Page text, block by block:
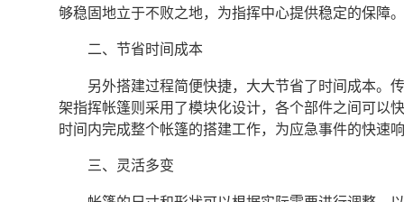
够稳固地立于不败之地，为指挥中心提供稳定的保障。
二、节省时间成本
另外搭建过程简便快捷，大大节省了时间成本。
架指挥帐篷则采用了模块化设计，各个部件之间可以
时间内完成整个帐篷的搭建工作，为应急事件的快速
三、灵活多变